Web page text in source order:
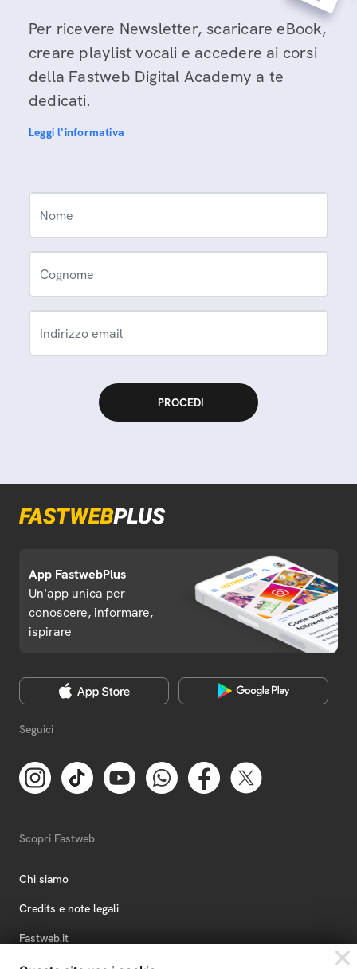
Per ricevere Newsletter, scaricare eBook,
creare playlist vocali e accedere ai corsi
della Fastweb Digital Academy a te
dedicati.
Leggi l'informativa
Nome
Cognome
Indirizzo email
App FastwebPlus
Un'app unica per
conoscere, informare,
ispirare
Seguici
Scopri Fastweb
Chi siamo
Credits e note legali
Fastweb.it